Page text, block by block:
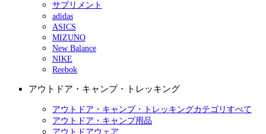
サプリメント
adidas
ASICS
MIZUNO
New Balance
NIKE
Reebok
アウトドア・キャンプ・トレッキング
アウトドア・キャンプ・トレッキングカテゴリすべて
アウトドア・キャンプ用品
アウトドアウェア